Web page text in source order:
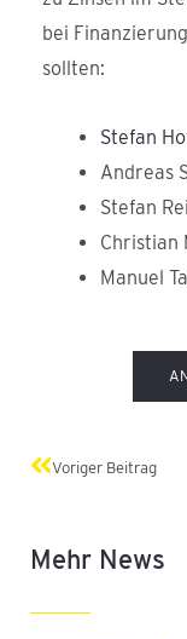
bei
sollten:
Stefan
Andreas
Stefan
Christian
Manuel
Zurück
Voriger Beitrag
Mehr News